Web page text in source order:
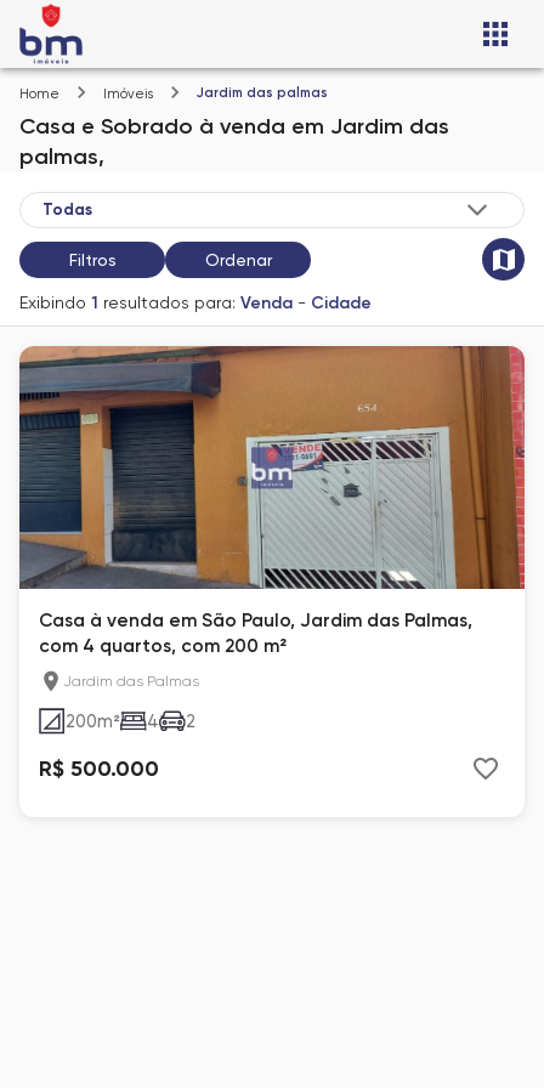
Home Imóveis Jardim das palmas
Casa e Sobrado à venda em Jardim das
palmas,
Filtros Ordenar
Exibindo 1 resultados para: Venda - Cidade
Casa à venda em São Paulo, Jardim das Palmas,
com 4 quartos, com 200 m²
Jardim das Palmas
200m² 4 2
R$ 500.000